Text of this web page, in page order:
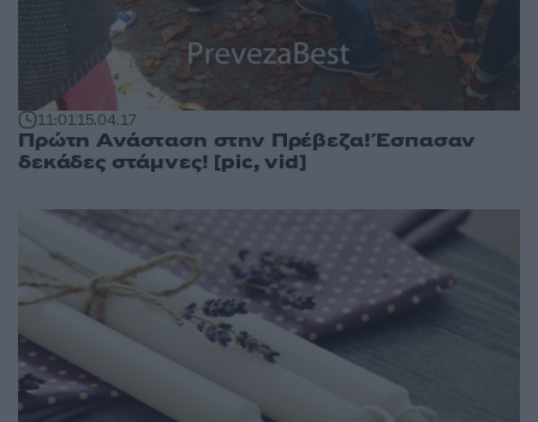
11:0115.04.17
Πρώτη Ανάσταση στην Πρέβεζα! Έσπασαν
δεκάδες στάμνες! [pic, vid]